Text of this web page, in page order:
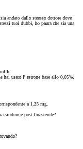
andato dallo steesso dottore dove
tuoi dubbi, ho paura che sia una
usato l' estrone base allo 0,05%,
a 1,25 mg.
sindrome post finasteride?